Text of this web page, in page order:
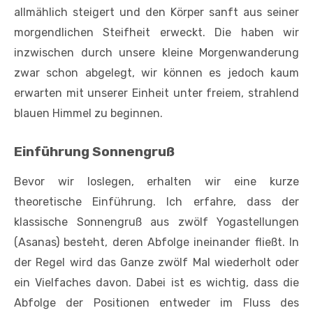
allmählich steigert und den Körper sanft aus seiner
morgendlichen Steifheit erweckt. Die haben wir
inzwischen durch unsere kleine Morgenwanderung
zwar schon abgelegt, wir können es jedoch kaum
erwarten mit unserer Einheit unter freiem, strahlend
blauen Himmel zu beginnen.
Einführung Sonnengruß
Bevor wir loslegen, erhalten wir eine kurze
theoretische Einführung. Ich erfahre, dass der
klassische Sonnengruß aus zwölf Yogastellungen
(Asanas) besteht, deren Abfolge ineinander fließt. In
der Regel wird das Ganze zwölf Mal wiederholt oder
ein Vielfaches davon. Dabei ist es wichtig, dass die
Abfolge der Positionen entweder im Fluss des